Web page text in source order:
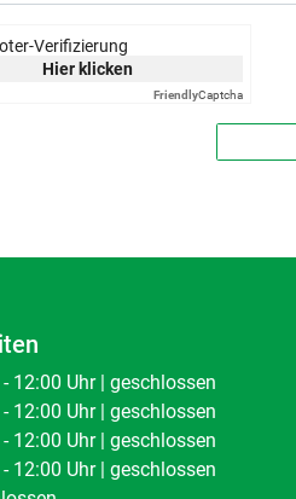
Verifizierung
Hier klicken
FriendlyCaptcha
12:00 Uhr | geschlossen
12:00 Uhr | geschlossen
12:00 Uhr | geschlossen
12:00 Uhr | geschlossen